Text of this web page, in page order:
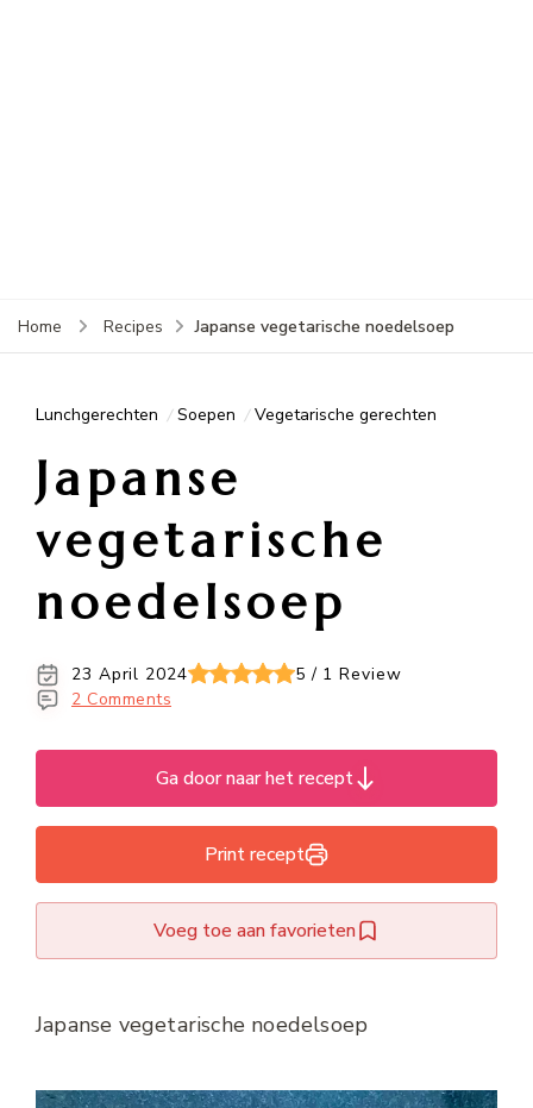
Home Recipes Japanse vegetarische noedelsoep
Lunchgerechten Soepen Vegetarische gerechten
Japanse
vegetarische
noedelsoep
23 April 2024
5 / 1 Review
2 Comments
Ga door naar het recept
Print recept
Voeg toe aan favorieten
Japanse vegetarische noedelsoep